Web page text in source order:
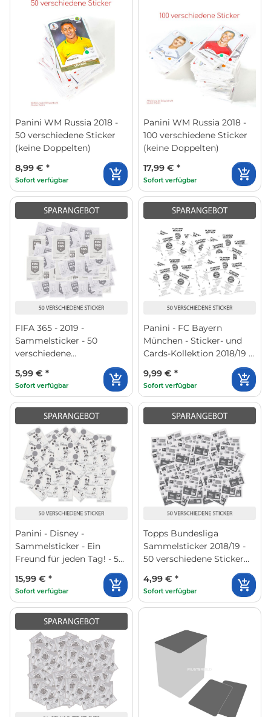
Panini WM Russia 2018 -
50 verschiedene Sticker
(keine Doppelten)
8,99 € *
Sofort verfügbar
Panini WM Russia 2018 -
100 verschiedene Sticker
(keine Doppelten)
17,99 € *
Sofort verfügbar
FIFA 365 - 2019 -
Sammelsticker - 50
verschiedene
Sticker(zufällige Auswahl)
5,99 € *
Sofort verfügbar
Panini - FC Bayern
München - Sticker- und
Cards-Kollektion 2018/19 -
50 verschiedene Sticker
9,99 € *
Sofort verfügbar
Panini - Disney -
Sammelsticker - Ein
Freund für jeden Tag! - 50
15,99 € *
Sofort verfügbar
Topps Bundesliga
Sammelsticker 2018/19 -
50 verschiedene Sticker
4,99 € *
Sofort verfügbar